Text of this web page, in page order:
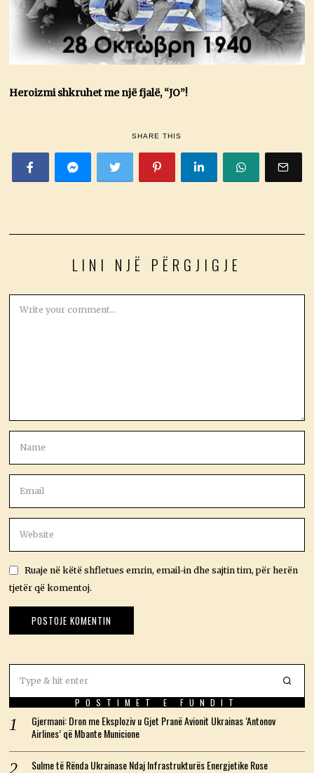
Heroizmi shkruhet me një fjalë, “JO”!
SHARE THIS
LINI NJË PËRGJIGJE
Ruaje në këtë shfletues emrin, email-in dhe sajtin tim, për herën
tjetër që komentoj.
POSTIMET E FUNDIT
Gjermani: Dron me Eksploziv u Gjet Pranë Avionit Ukrainas ‘Antonov
Airlines’ që Mbante Municione
Sulme të Rënda Ukrainase Ndaj Infrastrukturës Energjetike Ruse